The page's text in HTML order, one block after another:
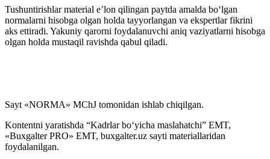
Tushuntirishlar material e’lon qilingan paytda amalda boʻlgan
normalarni hisobga olgan holda tayyorlangan va ekspertlar fikrini
aks ettiradi. Yakuniy qarorni foydalanuvchi aniq vaziyatlarni hisobga
olgan holda mustaqil ravishda qabul qiladi.
Sayt «NORMA» MChJ tomonidan ishlab chiqilgan.
Kontentni yaratishda “Kadrlar boʻyicha maslahatchi” EMT,
«Buxgalter PRO» EMT, buxgalter.uz sayti materiallaridan
foydalanilgan.